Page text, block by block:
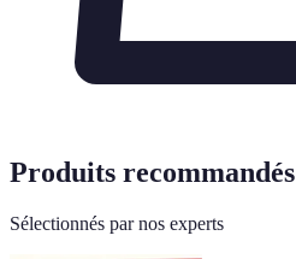
Produits recommandés
Sélectionnés par nos experts